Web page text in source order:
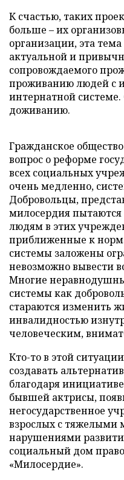
К счастью, таких
больше – их
организации, эта тема
актуальной и
сопровождаемого
проживанию людей с
интернатной
доживанию.
Гражданское
вопрос о реформе
всех социальных
очень медленно,
Добровольцы,
милосердия пытаются
людям в этих
приближенные к
системы заложены
невозможно вывести
Многие
системы как
стараются изменить
инвалидностью
человеческим,
Кто-то в этой
создавать
благодаря
бывшей актрисы,
негосударственное
взрослых с
нарушениями
социальный дом
«Милосердие».